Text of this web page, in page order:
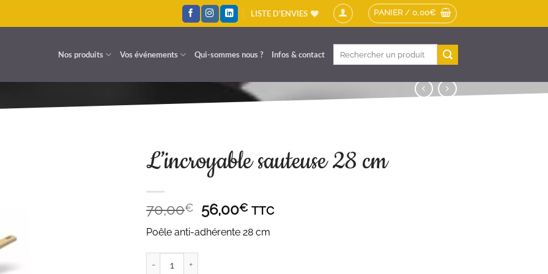
LISTE D'ENVIES PANIER / 0,00€
Nos produits Vos événements Qui-sommes nous ? Infos & contact
Recherche
L’incroyable sauteuse 28 cm
70,00€
Le
prix
initial
56,00€Le
actuel
TTC
Poêle anti-adhérente 28 cm